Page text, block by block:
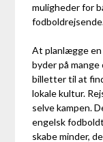
muligheder for
At planlægge en
byder på
billetter til at
lokale kultur.
selve kampen.
engelsk
skabe minder,